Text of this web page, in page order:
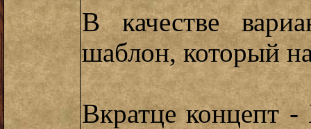
В качестве
шаблон, который
Вкратце концепт